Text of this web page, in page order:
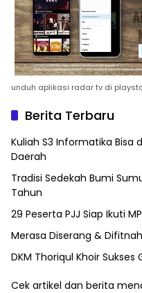
unduh aplikasi radar tv di
Berita Terbaru
Kuliah S3 Informatika Bisa
Daerah
Tradisi Sedekah Bumi
Tahun
29 Peserta PJJ Siap Ikuti
Merasa Diserang &
DKM Thoriqul Khoir
Cek artikel dan berita